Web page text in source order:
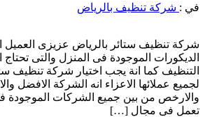
في : شركة تنظيف بالرياض
شركة تنظيف ستائر بالرياض عزيزى العميل
الديكورات الموجودة فى المنزل والتى تحتاج
التنظيف كما انة يجب اختيار شركة تنظيف
لجميع عملائها الاعزاء انه الشركة الافضل
والارخص من بين جميع الشركات الموجودة
تعمل فى مجال […]